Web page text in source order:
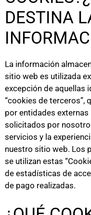
DESTINA
La información
sitio web es utilizada
excepción de aquellas
“cookies de terceros”,
por entidades
solicitados por
servicios y la
nuestro sitio web. Los
se utilizan estas
de estadísticas de
de pago realizadas.